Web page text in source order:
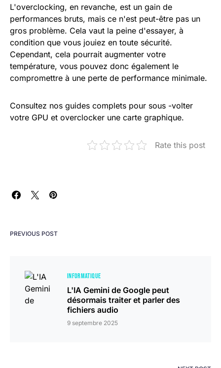
L'overclocking, en revanche, est un gain de
performances bruts, mais ce n'est peut-être pas un
gros problème. Cela vaut la peine d'essayer, à
condition que vous jouiez en toute sécurité.
Cependant, cela pourrait augmenter votre
température, vous pouvez donc également le
compromettre à une perte de performance minimale.
Consultez nos guides complets pour sous -volter
votre GPU et overclocker une carte graphique.
Rate this post
PREVIOUS POST
INFORMATIQUE
L'IA Gemini de Google peut
désormais traiter et parler des
fichiers audio
9 septembre 2025